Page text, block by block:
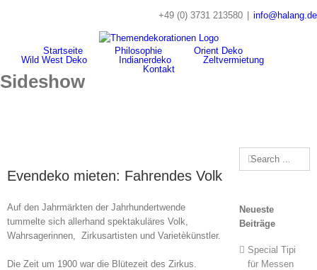
+49 (0) 3731 213580 info@halang.de
Startseite Philosophie
Orient Deko
Wild West Deko
Indianerdeko
Zeltvermietung
Kontakt
Sideshow
Evendeko mieten: Fahrendes Volk
Auf den Jahrmärkten der Jahrhundertwende
tummelte sich allerhand spektakuläres Volk,
Wahrsagerinnen, Zirkusartisten und Varietèkünstler.
Die Zeit um 1900 war die Blütezeit des Zirkus.
Search
for:
Neueste
Beiträge
Special Tipi
für Messen